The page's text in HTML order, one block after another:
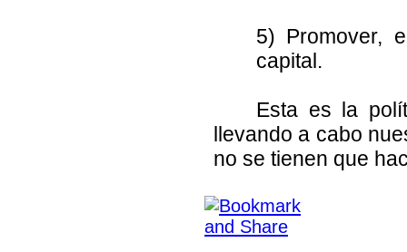
5) Promover,
capital.
Esta es la
llevando a cabo
no se tienen que